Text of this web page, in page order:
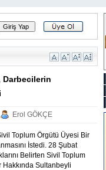
Darbecilerin
Erol GÖKÇE
Toplum Örgütü Üyesi Bir
İstedi. 28 Şubat
Belirten Sivil Toplum
Sultanbeyli